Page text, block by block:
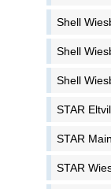
Shell
Shell
Shell
STAR
STAR
STAR